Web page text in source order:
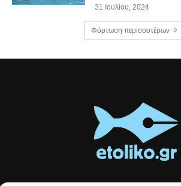
31 Ιουλίου, 2024
Φόρτωση περισσοτέρων